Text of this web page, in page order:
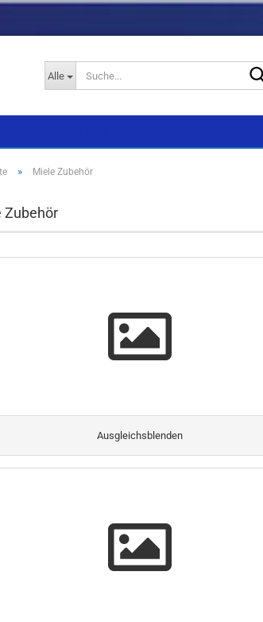
Alle
» Miele Zubehör
Zubehör
Ausgleichsblenden